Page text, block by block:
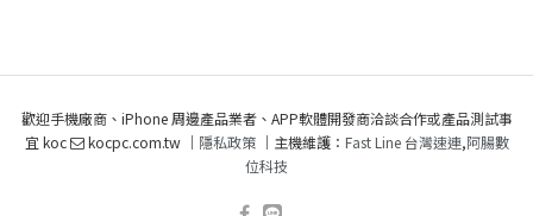
歡迎手機廠商、iPhone 周邊產品業者、APP軟體開發商洽談合作或產品測試事
宜 koc
kocpc.com.tw ｜ 隱私政策｜主機維護： Fast Line 台灣速連,阿腸數
位科技